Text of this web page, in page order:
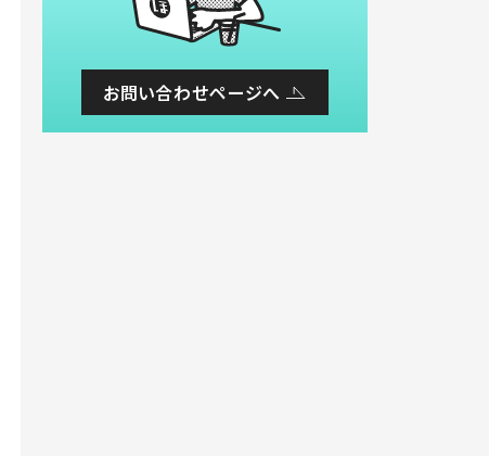
お問い合わせページへ